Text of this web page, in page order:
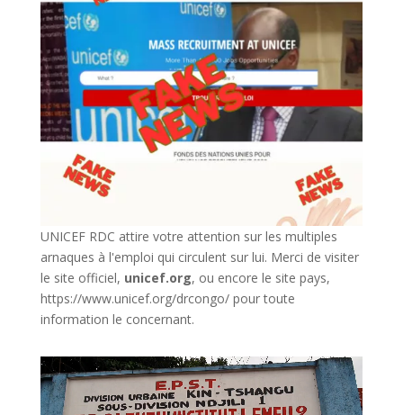
UNICEF RDC attire votre attention sur les multiples
arnaques à l'emploi qui circulent sur lui. Merci de visiter
le site officiel, unicef.org, ou encore le site pays,
https://www.unicef.org/drcongo/pour toute
information le concernant.